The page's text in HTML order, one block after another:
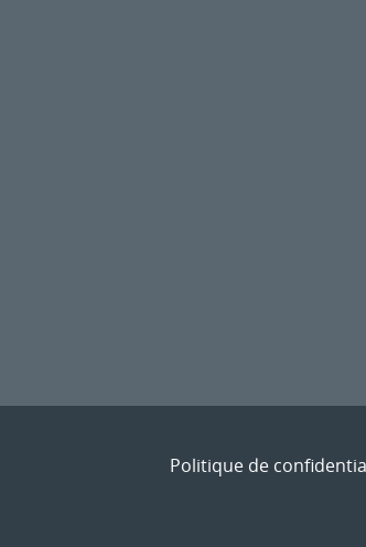
Politique de